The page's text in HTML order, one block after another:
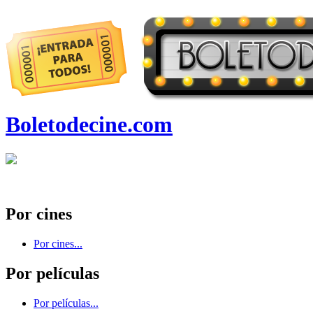
Boletodecine.com
Por cines
Por cines...
Por películas
Por películas...